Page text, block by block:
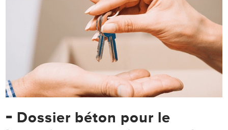
- Dossier béton pour le